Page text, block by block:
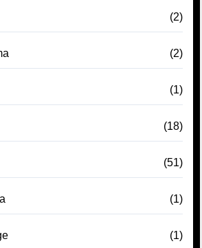
(2)
(2)
(1)
(18)
(51)
(1)
(1)